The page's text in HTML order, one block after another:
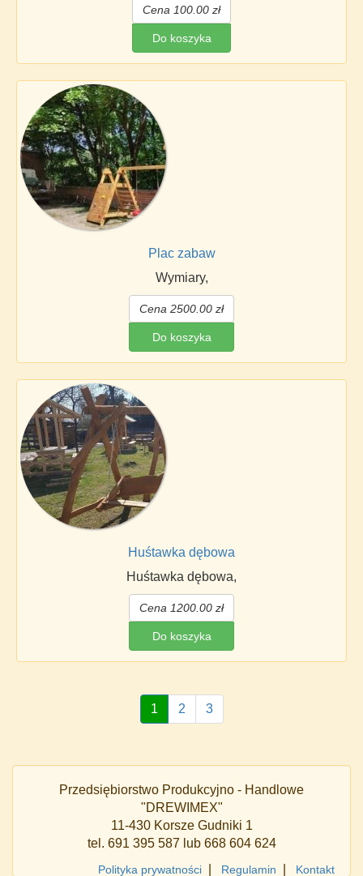
Cena 100.00 zł
Do koszyka
Plac zabaw
Wymiary,
Cena 2500.00 zł
Do koszyka
Huśtawka dębowa
Huśtawka dębowa,
Cena 1200.00 zł
Do koszyka
1 2 3
Przedsiębiorstwo Produkcyjno - Handlowe
"DREWIMEX"
11-430 Korsze Gudniki 1
tel. 691 395 587 lub 668 604 624
Polityka prywatności Regulamin Kontakt